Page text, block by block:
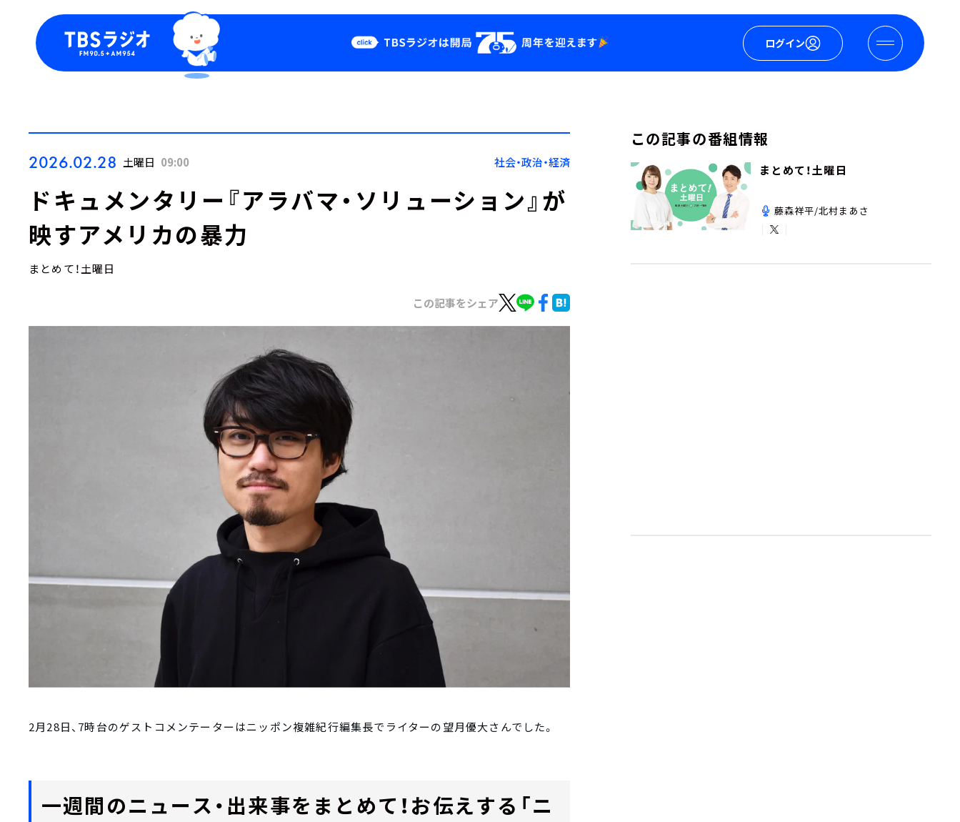
ログイン
Podcast
YouTube
会社情報
2026.02.28 土曜日 09:00 社会・政治・経済
ドキュメンタリー『アラバマ・ソリューション』が
映すアメリカの暴力
まとめて！土曜日
この記事をシェア
2月28日、7時台のゲストコメンテーターはニッポン複雑紀行編集長でライターの望月優大さんでした。
一週間のニュース・出来事をまとめて！お伝えする「ニ
この記事の番組情報
まとめて！土曜日
藤森祥平/北村まあさ